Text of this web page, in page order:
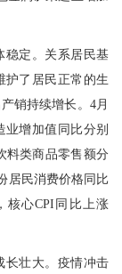
定。关系居民基
护了居民正常的生
销持续增长。4月
增加值同比分别
料类商品零售额分
居民消费价格同比
核心CPI同比上涨
壮大。疫情冲击